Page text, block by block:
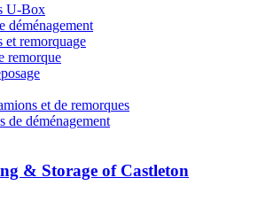
U-Box
déménagement
et remorquage
remorque
et de remorques
de déménagement
& Storage of Castleton